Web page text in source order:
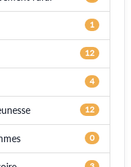
1
12
4
12
0